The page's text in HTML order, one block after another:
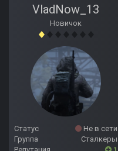
VladNow_13
Новичок
Статус
Не в сети
Группа
Сталкеры